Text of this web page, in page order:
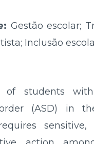
Gestão escolar;
Inclusão
of students
(ASD) in
sensitive,